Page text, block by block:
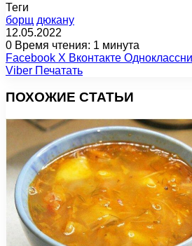
Теги
борщ дюкану
12.05.2022
0 Время чтения: 1 минута
Facebook X Вконтакте
Viber Печатать
ПОХОЖИЕ СТАТЬИ